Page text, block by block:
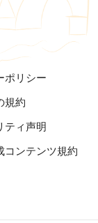
ポリシー
規約
ティ声明
コンテンツ規約